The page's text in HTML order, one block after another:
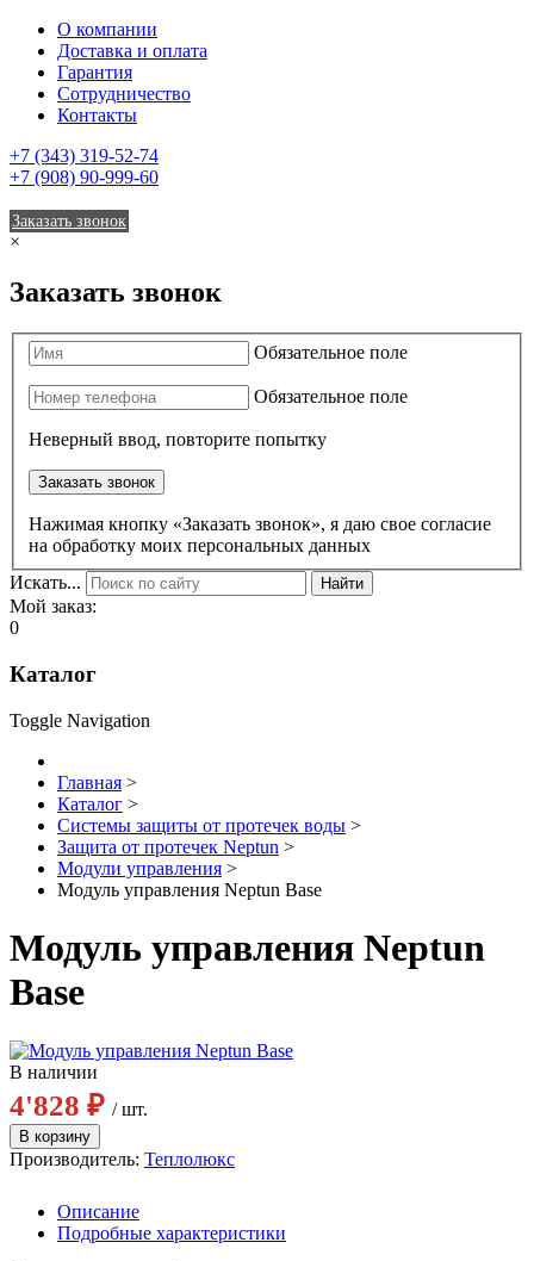
О компании
Доставка и оплата
Гарантия
Сотрудничество
Контакты
+7 (343) 319-52-74
+7 (908) 90-999-60
Заказать звонок
×
Заказать звонок
Обязательное поле
Обязательное поле
Неверный ввод, повторите попытку
Заказать звонок
Нажимая кнопку «Заказать звонок», я даю свое согласие
на обработку моих персональных данных
Искать...
Найти
Мой заказ:
0
Каталог
Toggle Navigation
Главная >
Каталог >
Системы защиты от протечек воды >
Защита от протечек Neptun >
Модули управления >
Модуль управления Neptun Base
Модуль управления Neptun
Base
В наличии
4'828 ₽ / шт.
Производитель: Теплолюкс
Описание
Подробные характеристики